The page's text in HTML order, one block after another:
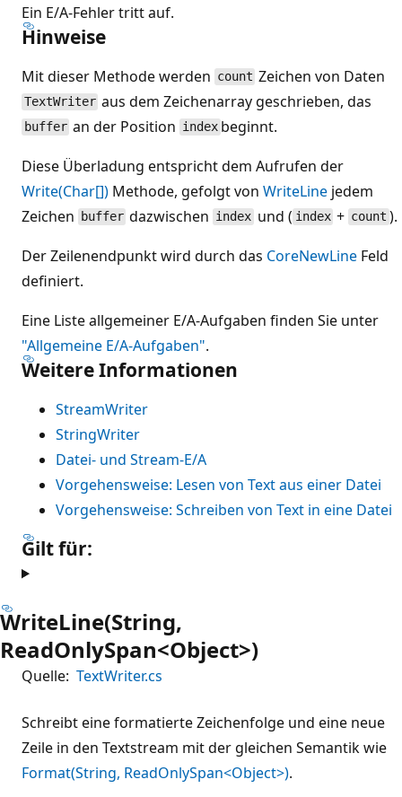
Ein E/A-Fehler tritt auf.
Hinweise
Mit dieser Methode werden count Zeichen von Daten
TextWriter aus dem Zeichenarray geschrieben, das
buffer an der Position indexbeginnt.
Diese Überladung entspricht dem Aufrufen der
Write(Char[]) Methode, gefolgt von WriteLine jedem
Zeichen
buffer dazwischen indexund ( index + count ).
Der Zeilenendpunkt wird durch das CoreNewLine Feld
definiert.
Eine Liste allgemeiner E/A-Aufgaben finden Sie unter
"Allgemeine E/A-Aufgaben".
Weitere Informationen
StreamWriter
StringWriter
Datei- und Stream-E/A
Vorgehensweise: Lesen von Text aus einer Datei
Vorgehensweise: Schreiben von Text in eine Datei
Gilt für:
WriteLine(String,
ReadOnlySpan<Object>)
Quelle: TextWriter.cs
Schreibt eine formatierte Zeichenfolge und eine neue
Zeile in den Textstream mit der gleichen Semantik wie
Format(String, ReadOnlySpan<Object>).